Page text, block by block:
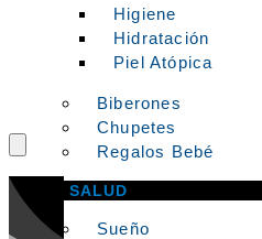
Higiene
Hidratación
Piel Atópica
Biberones
Chupetes
Regalos Bebé
SALUD
Sueño